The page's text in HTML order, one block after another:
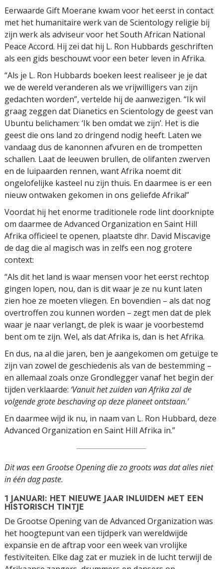
Eerwaarde Gift Moerane kwam voor het eerst in contact
met het humanitaire werk van de Scientology religie bij
zijn werk als adviseur voor het South African National
Peace Accord. Hij zei dat hij L. Ron Hubbards geschriften
als een gids beschouwt voor een beter leven in Afrika.
“Als je L. Ron Hubbards boeken leest realiseer je je dat
we de wereld veranderen als we vrijwilligers van zijn
gedachten worden”, vertelde hij de aanwezigen. “Ik wil
graag zeggen dat Dianetics en Scientology de geest van
Ubuntu belichamen: ‘Ik ben omdat we zijn’. Het is die
geest die ons land zo dringend nodig heeft. Laten we
vandaag dus de kanonnen afvuren en de trompetten
schallen. Laat de leeuwen brullen, de olifanten zwerven
en de luipaarden rennen, want Afrika noemt dit
ongelofelijke kasteel nu zijn thuis. En daarmee is er een
nieuw ontwaken gekomen in ons geliefde Afrika!”
Voordat hij het enorme traditionele rode lint doorknipte
om daarmee de Advanced Organization en Saint Hill
Afrika officieel te openen, plaatste dhr. David Miscavige
de dag die al magisch was in zelfs een nog grotere
context:
“Als dit het land is waar mensen voor het eerst rechtop
gingen lopen, nou, dan is dit waar je ze nu kunt laten
zien hoe ze moeten vliegen. En bovendien – als dat nog
overtroffen zou kunnen worden – zegt men dat de plek
waar je naar verlangt, de plek is waar je voorbestemd
bent om te zijn. Wel, als dat Afrika is, dan is het Afrika.
En dus, na al die jaren, ben je aangekomen om getuige te
zijn van zowel de geschiedenis als van de bestemming –
en allemaal zoals onze Grondlegger vanaf het begin der
tijden verklaarde: ‘Vanuit het zuiden van Afrika zal de
volgende grote beschaving op deze planeet ontstaan.’
En daarmee wijd ik nu, in naam van L. Ron Hubbard, deze
Advanced Organization en Saint Hill Afrika in.”
Dit was een Grootse Opening die zo groots was dat alles niet
in één dag paste.
1 JANUARI: HET NIEUWE JAAR INLUIDEN MET EEN
HISTORISCH TINTJE
De Grootse Opening van de Advanced Organization was
het hoogtepunt van een tijdperk van wereldwijde
expansie en de aftrap voor een week van vrolijke
festiviteiten. Elke dag zat er muziek in de lucht terwijl de